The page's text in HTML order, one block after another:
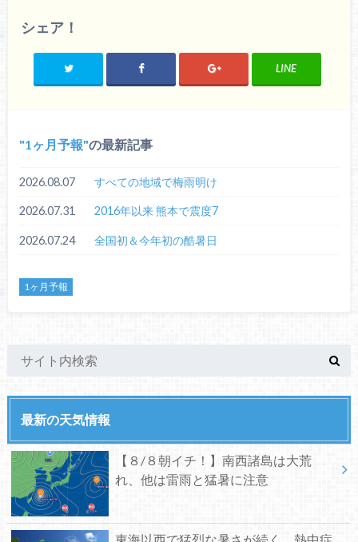
シェア！
LINE
1ヶ月予報 の最新記事
2026.08.07 すべての地域で梅雨明け
2026.07.31 2016年以来 熊本で震度7
2026.07.24 全国初＆今年初の酷暑日
1ヶ月予報
最新の天気情報
【８/８朝イチ！】南西諸島は大荒
れ、他は雷雨と猛暑に注意
東海以西で猛烈な暑さが続く、熱中症